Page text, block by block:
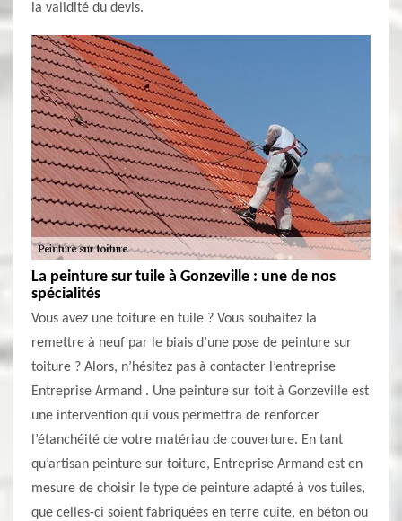
la validité du devis.
La peinture sur tuile à Gonzeville : une de nos
spécialités
Vous avez une toiture en tuile ? Vous souhaitez la
remettre à neuf par le biais d’une pose de peinture sur
toiture ? Alors, n’hésitez pas à contacter l’entreprise
Entreprise Armand . Une peinture sur toit à Gonzeville est
une intervention qui vous permettra de renforcer
l’étanchéité de votre matériau de couverture. En tant
qu’artisan peinture sur toiture, Entreprise Armand est en
mesure de choisir le type de peinture adapté à vos tuiles,
que celles-ci soient fabriquées en terre cuite, en béton ou